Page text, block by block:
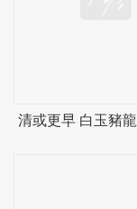
清或更早 白玉豬龍